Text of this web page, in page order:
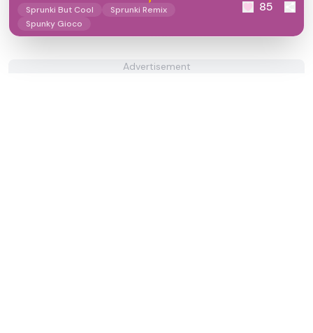
Sprunki But Cool
Sprunki Remix
Spunky Gioco
85
Advertisement